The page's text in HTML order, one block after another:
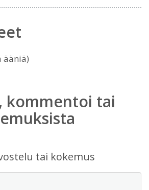
ääniä)
kommentoi tai
tai kokemus